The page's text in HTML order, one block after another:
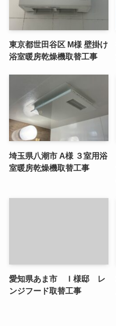
東京都世田谷区 M様 壁掛け
浴室暖房乾燥機取替工事
埼玉県八潮市 A様 ３室用浴
室暖房乾燥機取替工事
愛知県あま市 Ｉ様邸 レ
ンジフード取替工事